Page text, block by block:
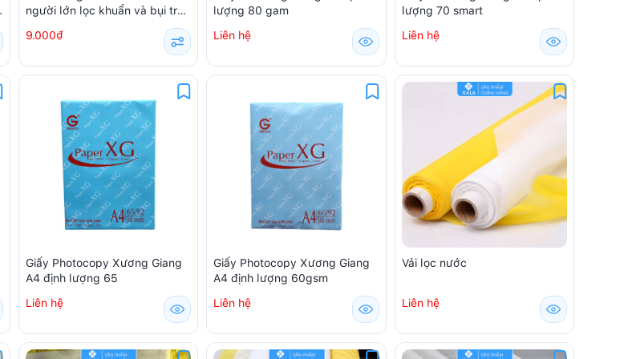
người lớn lọc khuẩn và bụi trên
9.000₫
lượng 80 gam
Liên hệ
lượng 70 smart
Liên hệ
Giấy Photocopy Xương Giang
A4 định lượng 65
Liên hệ
Giấy Photocopy Xương Giang
A4 định lượng 60gsm
Liên hệ
Vải lọc nước
Liên hệ